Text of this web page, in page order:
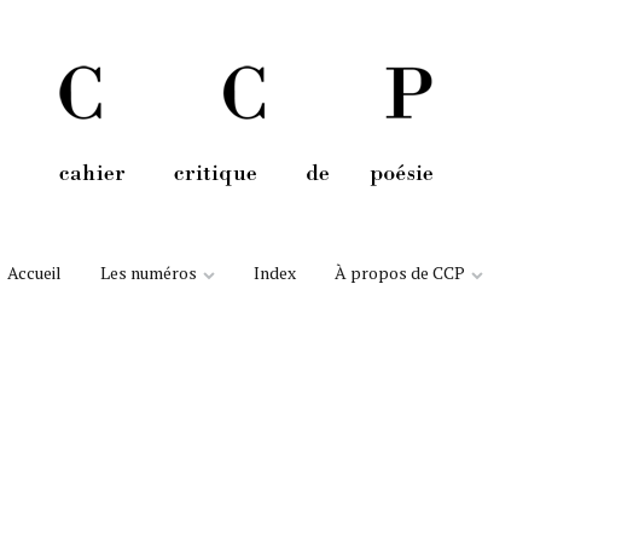
Aller au contenu
Accueil Les numéros Index À propos de CCP